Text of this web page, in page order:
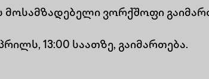
ვორქშოფი
13:00 საათზე, გაიმართება.